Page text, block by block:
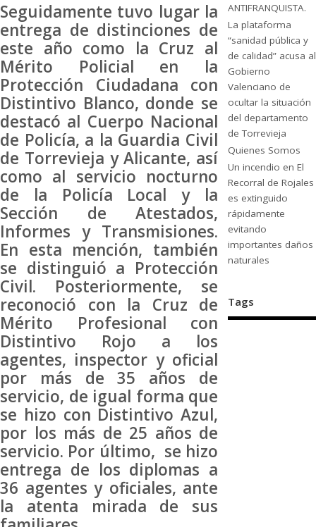
Seguidamente tuvo lugar la
entrega de distinciones de
este año como la Cruz al
Mérito Policial en la
Protección Ciudadana con
Distintivo Blanco, donde se
destacó al Cuerpo Nacional
de Policía, a la Guardia Civil
de Torrevieja y Alicante, así
como al servicio nocturno
de la Policía Local y la
Sección de Atestados,
Informes y Transmisiones.
En esta mención, también
se distinguió a Protección
Civil. Posteriormente, se
reconoció con la Cruz de
Mérito Profesional con
Distintivo Rojo a los
agentes, inspector y oficial
por más de 35 años de
servicio, de igual forma que
se hizo con Distintivo Azul,
por los más de 25 años de
servicio. Por último, se hizo
entrega de los diplomas a
36 agentes y oficiales, ante
la atenta mirada de sus
ANTIFRANQUISTA.
La plataforma
“sanidad pública y
de calidad” acusa al
Gobierno
Valenciano de
ocultar la situación
del departamento
de Torrevieja
Quienes Somos
Un incendio en El
Recorral de Rojales
es extinguido
rápidamente
evitando
importantes daños
naturales
Tags